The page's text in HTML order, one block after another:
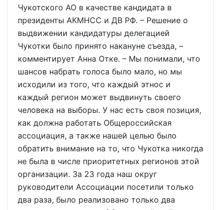
Чукотского АО в качестве кандидата в
президенты АКМНСС и ДВ РФ. – Решение о
выдвижении кандидатуры делегацией
Чукотки было принято накануне съезда, –
комментирует Анна Отке. – Мы понимали, что
шансов набрать голоса было мало, но мы
исходили из того, что каждый этнос и
каждый регион может выдвинуть своего
человека на выборы. У нас есть своя позиция,
как должна работать Общероссийская
ассоциация, а также нашей целью было
обратить внимание на то, что Чукотка никогда
не была в числе приоритетных регионов этой
организации. За 23 года наш округ
руководители Ассоциации посетили только
два раза, было реализовано только два